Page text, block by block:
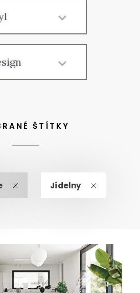
ŠTÍTKY
Jídelny